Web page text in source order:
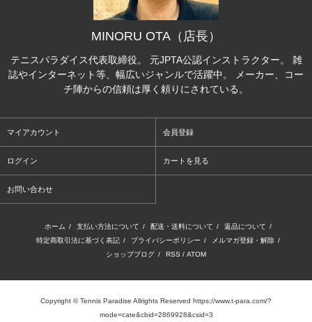
MINORU OTA（店長）
テニスパラダイス代表取締役。 元JPTA公認インストラクター。 雑
誌やインターネット等、幅広いジャンルで活躍中。 メーカー、コー
チ陣からの信頼は厚く頼りにされている。
マイアカウント 会員登録
ログイン カートを見る
お問い合わせ
ホーム / 支払い方法について / 配送・送料について / 返品について /
特定商取引法に基づく表記 / プライバシーポリシー / メルマガ登録・解除 /
ショップブログ / RSS / ATOM
Copyright © Tennis Paradise Allrights Reserved https://www.t-para.com/?
mode=cate&cbid=2869928&csid=3